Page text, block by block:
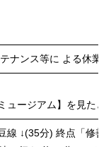
ナンス等に よる休業
ュージアム】を見たと
線 ↓(35分) 終点「修